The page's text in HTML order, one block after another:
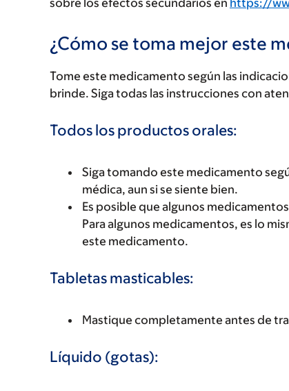
sobre los efectos secundarios en https://
¿Cómo se toma mejor este
Tome este medicamento según las
brinde. Siga todas las instrucciones con
Todos los productos orales:
Siga tomando este medicamento
médica, aun si se siente bien.
Es posible que algunos
Para algunos medicamentos, es lo
este medicamento.
Tabletas masticables:
Mastique completamente antes de
Líquido (gotas):